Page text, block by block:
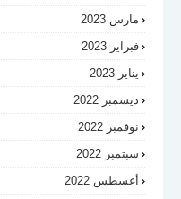
مارس 2023
فبراير 2023
يناير 2023
ديسمبر 2022
نوفمبر 2022
سبتمبر 2022
أغسطس 2022